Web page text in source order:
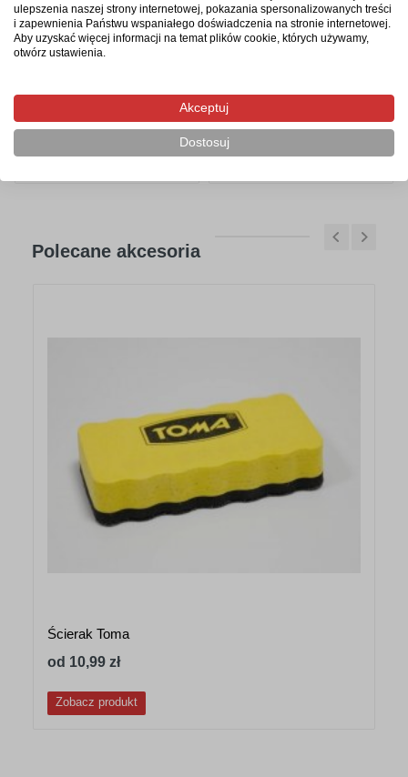
magnetyczna
dwustronna PCV 5 mm
z nadrukiem, max
Zobacz produkt
suchościeralne z
nadrukiem - zestaw
od 1 401,75 zł
Zobacz produkt
Polecane akcesoria
Ścierak Toma
od 10,99 zł
Zobacz produkt
ulepszenia naszej strony internetowej, pokazania spersonalizowanych treści
i zapewnienia Państwu wspaniałego doświadczenia na stronie internetowej.
Aby uzyskać więcej informacji na temat plików cookie, których używamy,
otwórz ustawienia.
Akceptuj
Dostosuj